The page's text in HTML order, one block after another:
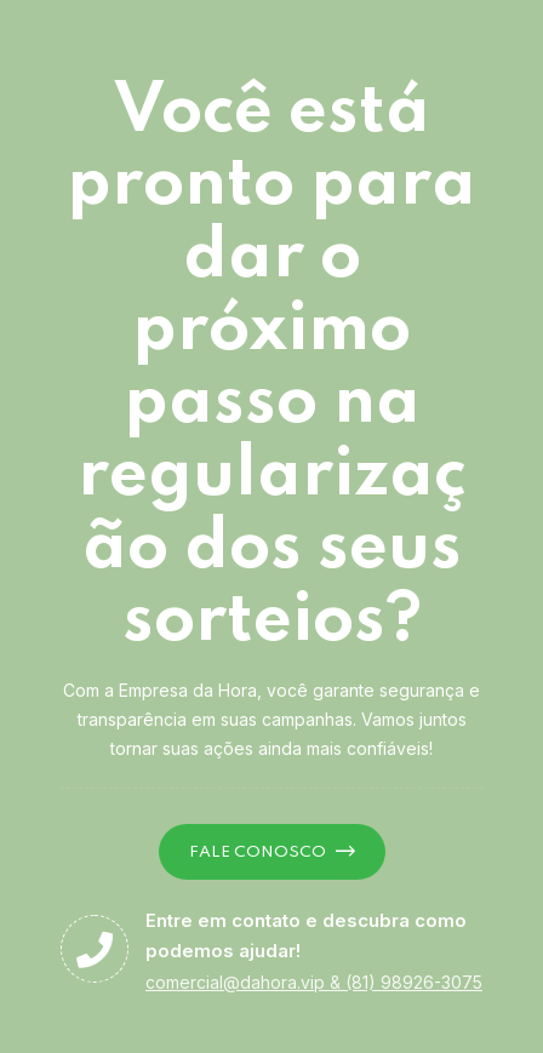
Você está
pronto para
dar o
próximo
passo na
regularizaç
ão dos seus
sorteios?
Com a Empresa da Hora, você garante segurança e
transparência em suas campanhas. Vamos juntos
tornar suas ações ainda mais confiáveis!
FALE CONOSCO
Entre em contato e descubra como
podemos ajudar!
comercial@dahora.vip & (81) 98926-3075